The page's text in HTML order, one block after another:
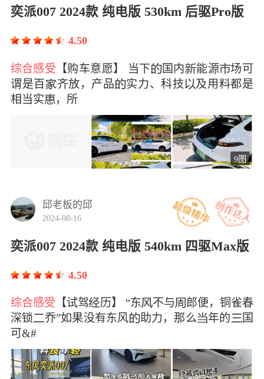
奕派007 2024款 纯电版 530km 后驱Pro版
4.50
综合感受 【购车意愿】 当下国内能源场可
谓是百齐放，产品实力、科技及用料都是
相当实，所
9图
邱老板的邱
2024-08-16
奕派007 2024款 纯电版 540km 四驱Max版
4.50
综合感受 【试驾历】 “东不与郎便，铜雀春
深锁乔”如果没有东风助力，那么年的国
可&#x